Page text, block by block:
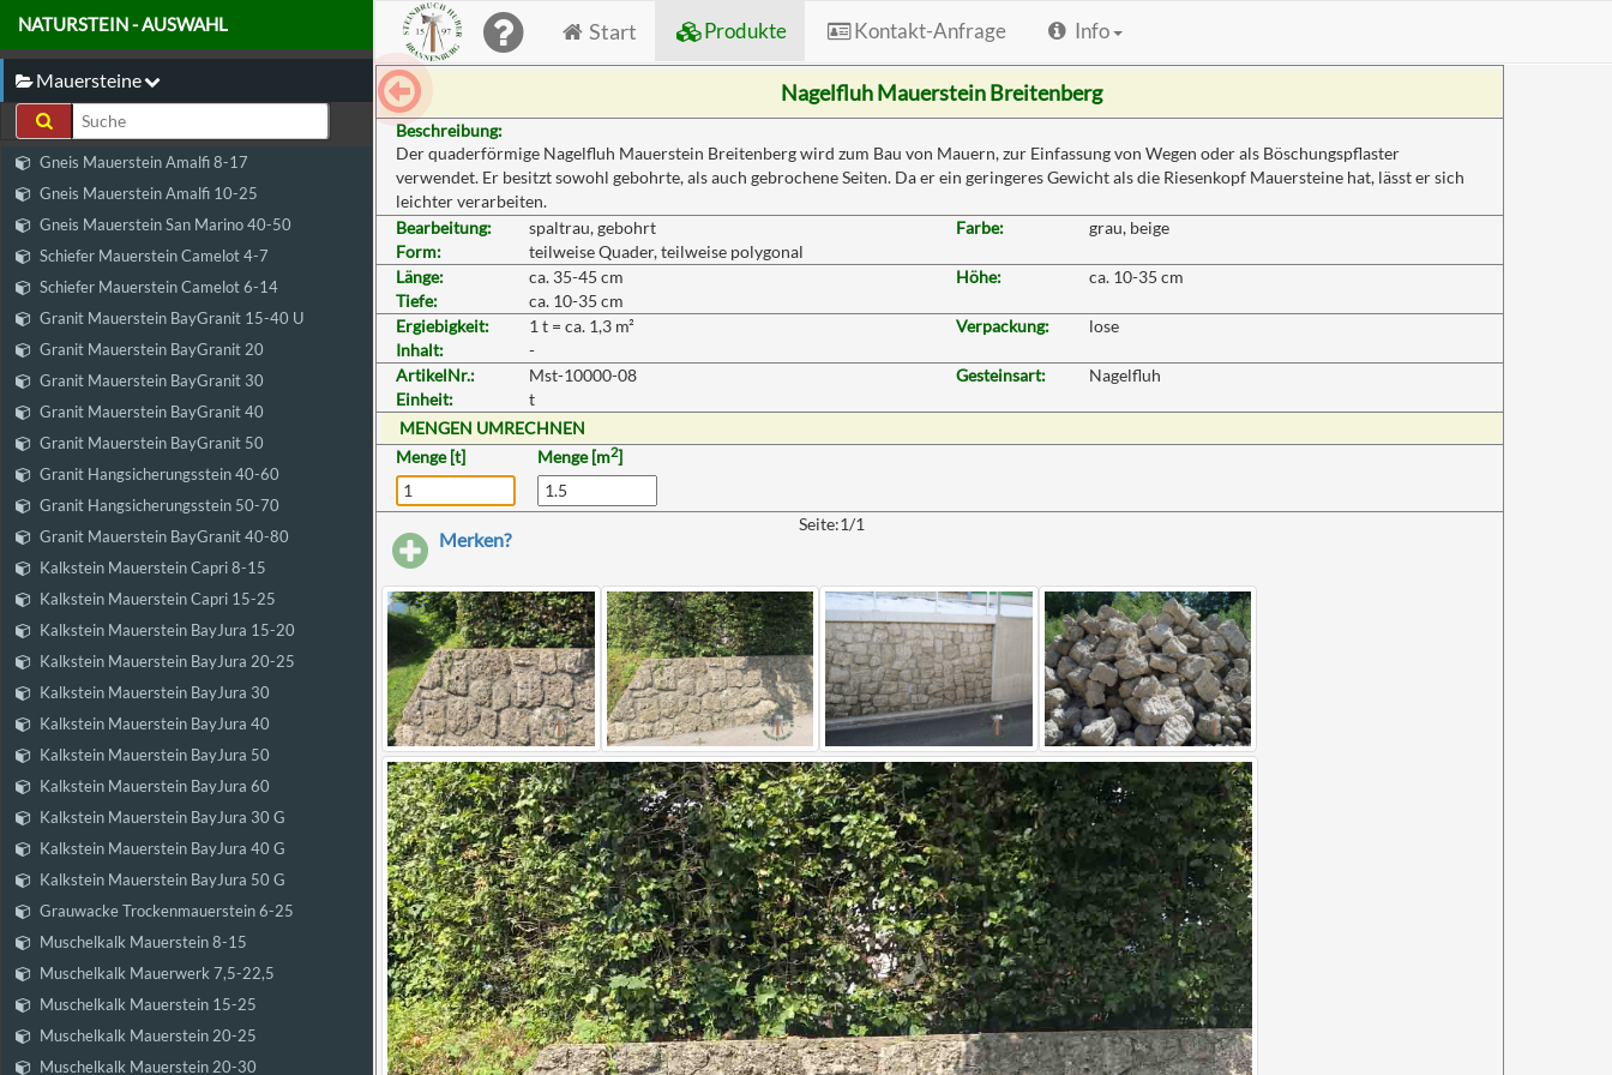
Start Produkte Kontakt-Anfrage Info
Nagelfluh Mauerstein Breitenberg
Beschreibung:
Der quaderförmige Nagelfluh Mauerstein Breitenberg wird zum Bau von Mauern, zur Einfassung von Wegen oder als Böschungspflaster
verwendet. Er besitzt sowohl gebohrte, als auch gebrochene Seiten. Da er ein geringeres Gewicht als die Riesenkopf Mauersteine hat, lässt er sich
leichter verarbeiten.
Bearbeitung:
spaltrau, gebohrt Farbe:
grau, beige
Form:
teilweise Quader, teilweise polygonal
Länge:
ca. 35-45 cm Höhe:
ca. 10-35 cm
Tiefe:
ca. 10-35 cm
Ergiebigkeit:
1 t = ca. 1,3 m² Verpackung:
lose
Inhalt:
-
ArtikelNr.:
Mst-10000-08 Gesteinsart:
Nagelfluh
Einheit:
t
MENGEN UMRECHNEN
Menge [t]
Menge [m2]
Merken?
Seite:1/1
NATURSTEIN - AUSWAHL
Mauersteine
Gneis Mauerstein Amalfi 8-17
Gneis Mauerstein Amalfi 10-25
Gneis Mauerstein San Marino 40-50
Schiefer Mauerstein Camelot 4-7
Schiefer Mauerstein Camelot 6-14
Granit Mauerstein BayGranit 15-40 U
Granit Mauerstein BayGranit 20
Granit Mauerstein BayGranit 30
Granit Mauerstein BayGranit 40
Granit Mauerstein BayGranit 50
Granit Hangsicherungsstein 40-60
Granit Hangsicherungsstein 50-70
Granit Mauerstein BayGranit 40-80
Kalkstein Mauerstein Capri 8-15
Kalkstein Mauerstein Capri 15-25
Kalkstein Mauerstein BayJura 15-20
Kalkstein Mauerstein BayJura 20-25
Kalkstein Mauerstein BayJura 30
Kalkstein Mauerstein BayJura 40
Kalkstein Mauerstein BayJura 50
Kalkstein Mauerstein BayJura 60
Kalkstein Mauerstein BayJura 30 G
Kalkstein Mauerstein BayJura 40 G
Kalkstein Mauerstein BayJura 50 G
Grauwacke Trockenmauerstein 6-25
Muschelkalk Mauerstein 8-15
Muschelkalk Mauerwerk 7,5-22,5
Muschelkalk Mauerstein 15-25
Muschelkalk Mauerstein 20-25
Muschelkalk Mauerstein 20-30